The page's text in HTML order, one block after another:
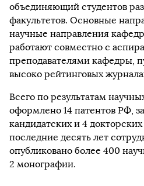
объединяющий студентов
факультетов. Основные
научные направления
работают совместно с
преподавателями кафедры,
высоко рейтинговых
Всего по результатам
оформлено 14 патентов РФ,
кандидатских и 4
последние десять лет
опубликовано более 400
2 монографии.